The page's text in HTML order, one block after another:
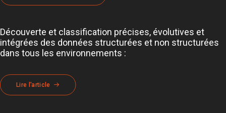
Découverte et classification précises, évolutives et
intégrées des données structurées et non structurées
dans tous les environnements :
Lire l'article